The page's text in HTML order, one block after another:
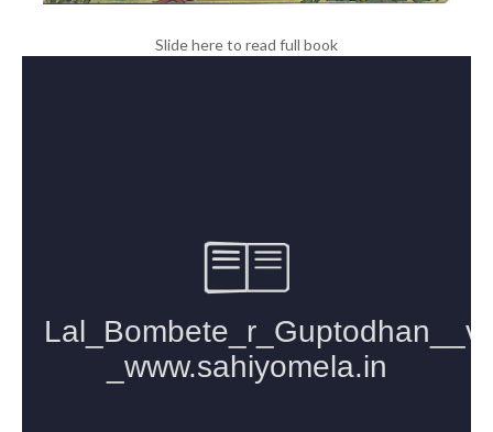
Slide here to read full book